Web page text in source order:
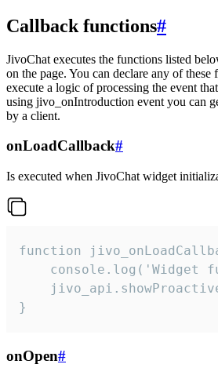
Callback functions#
JivoChat executes the functions listed
on the page. You can declare any of these
execute a logic of processing the event
using jivo_onIntroduction event you can
by a client.
onLoadCallback#
Is executed when JivoChat widget
function
console.log('Widget
}
onOpen#